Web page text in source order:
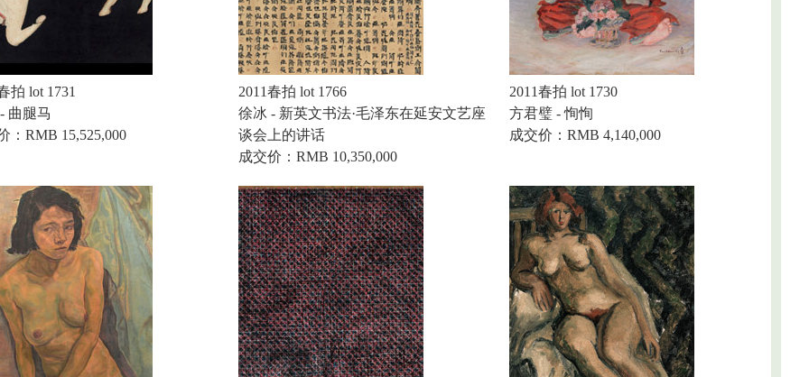
拍 lot 1731
曲腿马
：RMB 15,525,000
2011春拍 lot 1766
徐冰 - 新英文书法·毛泽东在延安文艺座
谈会上的讲话
成交价：RMB 10,350,000
2011春拍 lot 1730
方君璧 - 恂恂
成交价：RMB 4,140,000